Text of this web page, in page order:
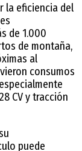
la eficiencia del
de 1.000
de montaña,
al
consumos
CV y tracción
puede